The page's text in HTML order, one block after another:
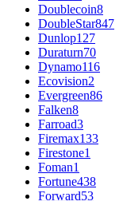
Doublecoin8
DoubleStar847
Dunlop127
Duraturn70
Dynamo116
Ecovision2
Evergreen86
Falken8
Farroad3
Firemax133
Firestone1
Foman1
Fortune438
Forward53